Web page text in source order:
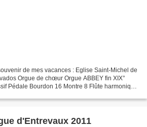
de mes vacances : Eglise Saint-Michel de
Orgue de chœur Orgue ABBEY fin XIX°
Pédale Bourdon 16 Montre 8 Flûte harmonique
d'Entrevaux 2011